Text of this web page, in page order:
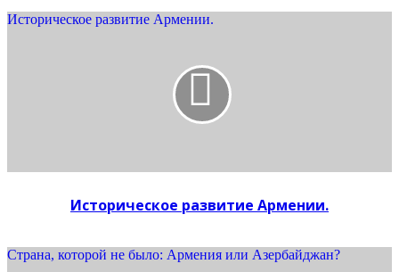
Историческое развитие Армении.
Историческое развитие Армении.
Страна, которой не было: Армения или Азербайджан?